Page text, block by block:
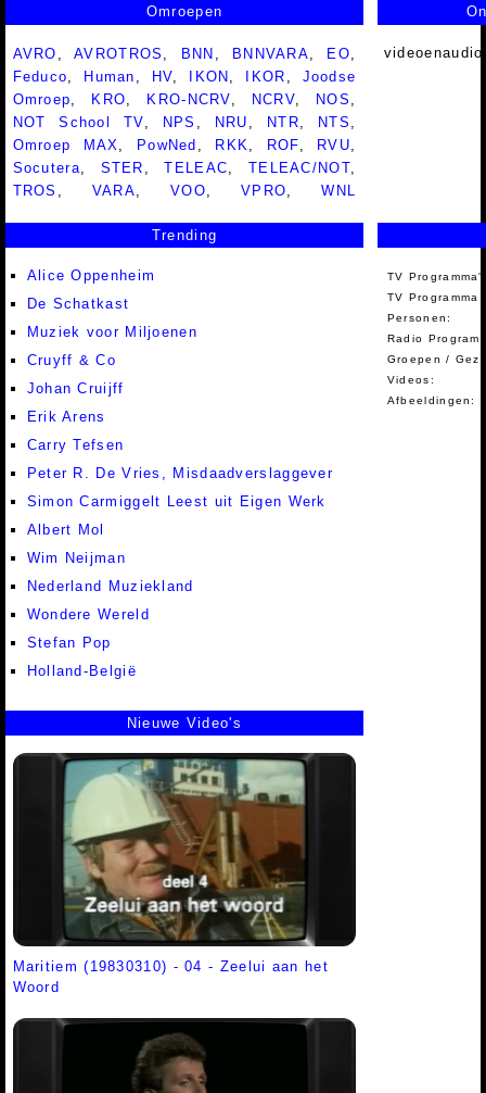
Omroepen
AVRO ,AVROTROS BNN BNNVARA EO
Feduco
Human HV IKON IKOR
Joodse
Omroep
KRO KRO-NCRV NCRV NOS
NOT School TV
NPS NRU NTR NTS
Omroep MAX
PowNed RKK ROF RVU
Socutera
STER ,TELEAC TELEAC/NOT
TROS
VARA ,VOO ,VPRO ,WNL
Trending
Alice Oppenheim
De Schatkast
Muziek voor Miljoenen
Cruyff & Co
Johan Cruijff
Erik Arens
Carry Tefsen
Peter R. De Vries, Misdaadverslaggever
Simon Carmiggelt Leest uit Eigen Werk
Albert Mol
Wim Neijman
Nederland Muziekland
Wondere Wereld
Stefan Pop
Holland-België
TV
TV Programma
Personen:
Radio
Groepen /
Videos:
Afbeeldingen:
Nieuwe Video's
Maritiem (19830310) - 04 - Zeelui aan het
Woord